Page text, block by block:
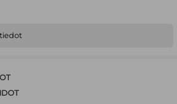
esitellään lyhyesti
Tämän jälkeen luodaan katsaus
ja alakoulussa. Kolmas osa
menetelmien
toisen asteen ammatillisessa